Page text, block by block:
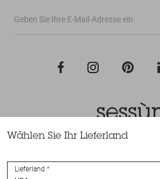
Wählen Sie Ihr Lieferland
Lieferland